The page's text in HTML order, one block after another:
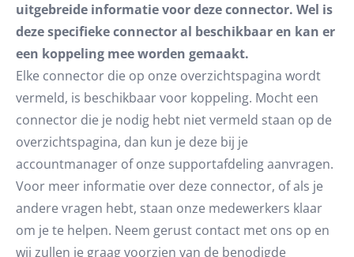
uitgebreide informatie voor deze connector. Wel is
deze specifieke connector al beschikbaar en kan er
een koppeling mee worden gemaakt.
Elke connector die op onze overzichtspagina wordt
vermeld, is beschikbaar voor koppeling. Mocht een
connector die je nodig hebt niet vermeld staan op de
overzichtspagina, dan kun je deze bij je
accountmanager of onze supportafdeling aanvragen.
Voor meer informatie over deze connector, of als je
andere vragen hebt, staan onze medewerkers klaar
om je te helpen. Neem gerust contact met ons op en
wij zullen je graag voorzien van de benodigde